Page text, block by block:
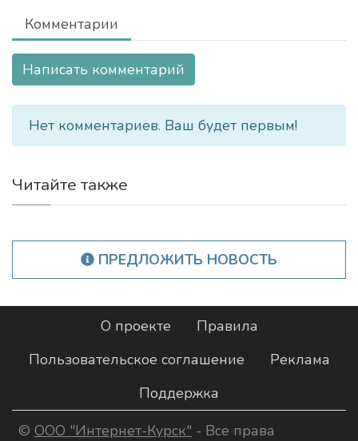
Комментарии
Написать комментарий
Нет комментариев. Ваш будет первым!
Читайте также
ПРЕДЛОЖИТЬ НОВОСТЬ
О проекте
Правила
Пользовательское соглашение
Реклама
Поддержка
© ООО "Интернет-Курск" - Все права